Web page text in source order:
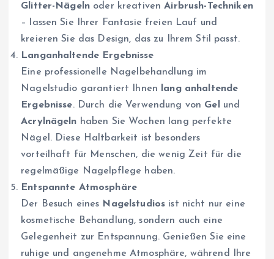
Glitter-Nägeln oder kreativenAirbrush-Techniken
– lassen Sie Ihrer Fantasie freien Lauf und
kreieren Sie das Design, das zu Ihrem Stil passt.
Langanhaltende Ergebnisse
Eine professionelle Nagelbehandlung im
Nagelstudio garantiert Ihnen
lang anhaltende
Ergebnisse. Durch die Verwendung von Gel
und
Acrylnägeln haben Sie Wochen lang perfekte
Nägel. Diese Haltbarkeit ist besonders
vorteilhaft für Menschen, die wenig Zeit für die
regelmäßige Nagelpflege haben.
Entspannte Atmosphäre
Der Besuch eines Nagelstudios ist nicht nur eine
kosmetische Behandlung, sondern auch eine
Gelegenheit zur Entspannung. Genießen Sie eine
ruhige und angenehme Atmosphäre, während Ihre